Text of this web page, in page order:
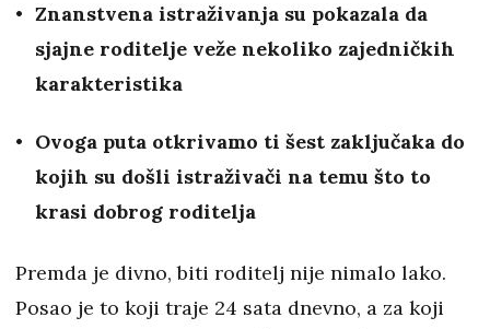
Znanstvena istraživanja su pokazala da
sjajne roditelje veže nekoliko zajedničkih
karakteristika
Ovoga puta otkrivamo ti šest zaključaka do
kojih su došli istraživači na temu što to
krasi dobrog roditelja
Premda je divno, biti roditelj nije nimalo lako.
Posao je to koji traje 24 sata dnevno, a za koji